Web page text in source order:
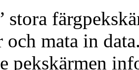
stora
mata in
pekskärmen